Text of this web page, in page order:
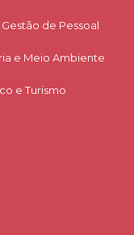
de Pessoal
e Meio Ambiente
e Turismo